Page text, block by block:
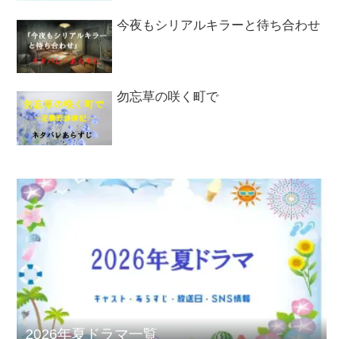
今夜もシリアルキラーと待ち合わせ
勿忘草の咲く町で
2026年夏ドラマ一覧